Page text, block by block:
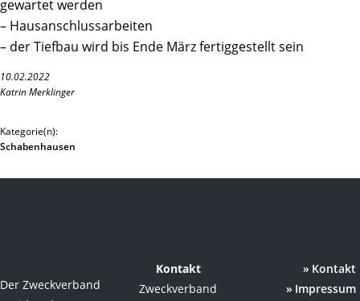
gewartet werden
– Hausanschlussarbeiten
– der Tiefbau wird bis Ende März fertiggestellt sein
10.02.2022
Katrin Merklinger
Kategorie(n):
Schabenhausen
Der Zweckverband
Kontakt
Zweckverband
Kontakt
Impressum